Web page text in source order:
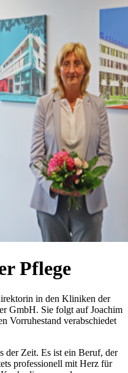
Pflege
in den Kliniken der
GmbH. Sie folgt auf Joachim
Vorruhestand verabschiedet
der Zeit. Es ist ein Beruf, der
professionell mit Herz für